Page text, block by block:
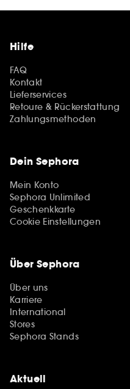
Hilfe
FAQ
Kontakt
Lieferservices
Retoure & Rückerstattung
Zahlungsmethoden
Dein Sephora
Mein Konto
Sephora Unlimited
Geschenkkarte
Cookie Einstellungen
Über Sephora
Über uns
Karriere
International
Stores
Sephora Stands
Aktuell